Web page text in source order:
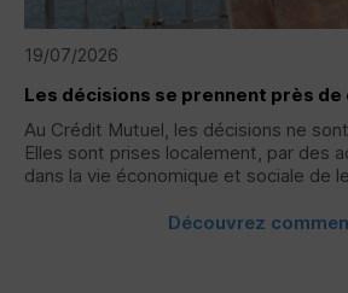
19/07/2026
Les décisions se prennent près de
Au Crédit Mutuel, les décisions ne
Elles sont prises localement, par des
dans la vie économique et sociale de
Découvrez